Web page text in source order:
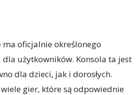
ma oficjalnie określonego
użytkowników. Konsola ta jest
dla dzieci, jak i dorosłych.
gier, które są odpowiednie